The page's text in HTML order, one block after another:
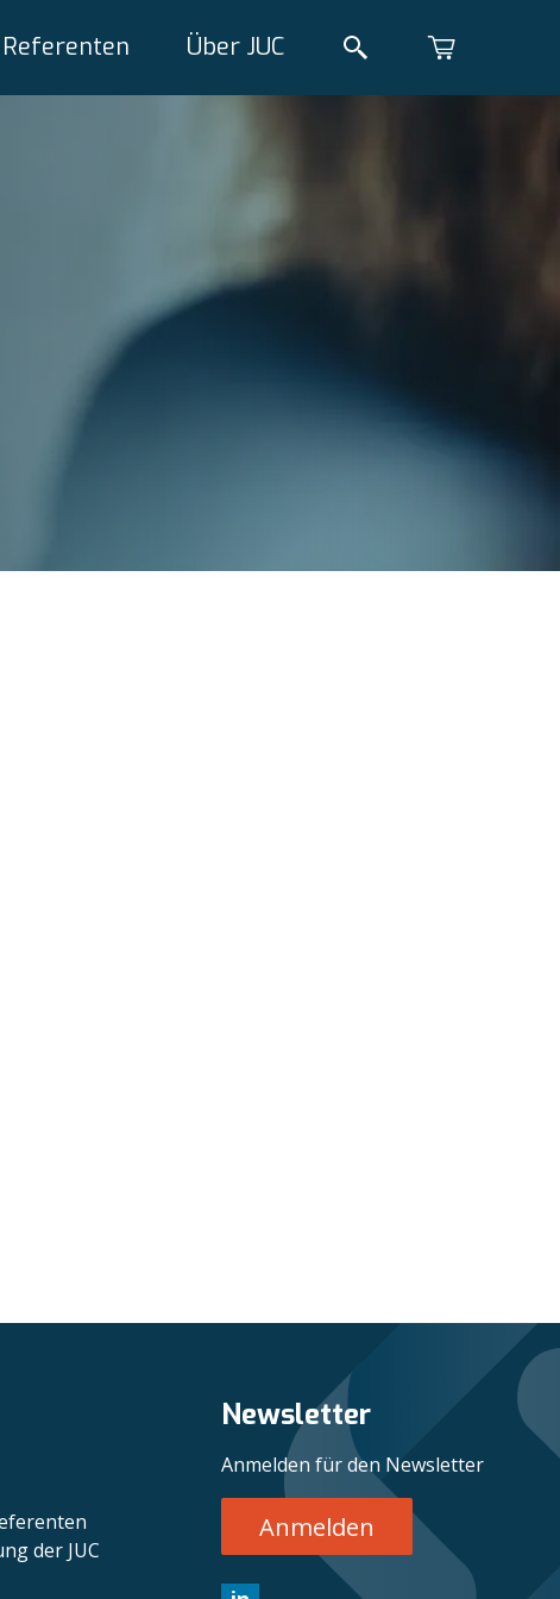
Referenten Über JUC
der JUC
Newsletter
Anmelden für den Newsletter
Anmelden